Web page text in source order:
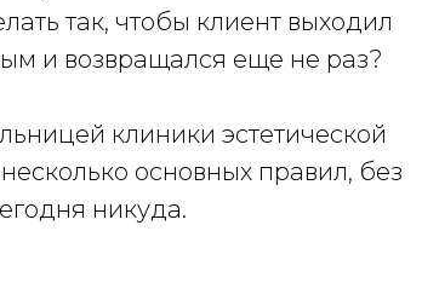
так, чтобы клиент выходил
и возвращался еще не раз?
клиники эстетической
основных правил, без
никуда.